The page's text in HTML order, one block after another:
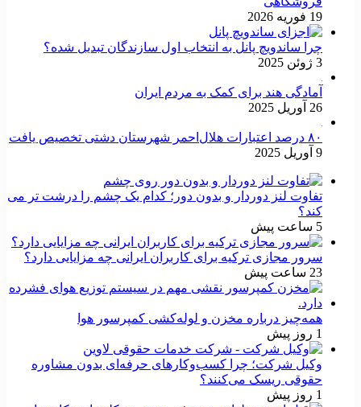
19 فوریه 2026
چرا ساندویچ پانل به انتخاب اول سازندگان تبدیل شده؟
3 ژوئن 2025
آمادگی هند برای کمک به مردم ایران
26 آوریل 2025
۸۰ درصد اعتبارات هلال‌احمر شهرستان دشتی تخصیص یافت
9 آوریل 2025
تفاوت لنز دوردار و بدون دور؛ کدام یک چشم را درشت تر می
کند؟
5 ساعت پیش
سرور مجازی ترکیه برای کاربران ایرانی چه مزایایی دارد؟
23 ساعت پیش
همه‌چیز درباره مخزن و لوله‌کشی کمپرسور هوا
1 روز پیش
وکیل شرکت؛ چرا کسب‌وکارهای حرفه‌ای بدون مشاوره
حقوقی ریسک می‌کنند؟
1 روز پیش